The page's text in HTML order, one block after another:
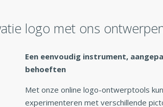
logo met ons
Een eenvoudig instrument,
behoeften
Met onze online logo-ontwerptools
experimenteren met verschillende